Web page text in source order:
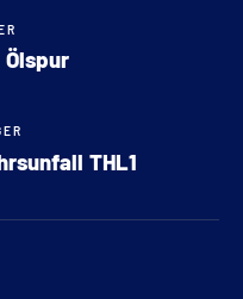
THL1